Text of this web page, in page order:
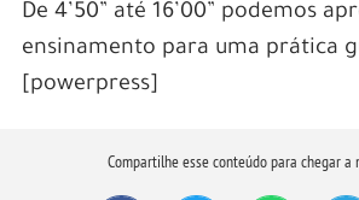
De 4’50” até 16’00” podemos
ensinamento para uma prática
[powerpress]
Compartilhe esse conteúdo para chegar a